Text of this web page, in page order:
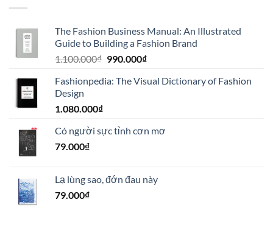
The Fashion Business Manual: An Illustrated
Guide to Building a Fashion Brand
1.100.000₫ Giá
là:
990.000₫Giá
tại
Fashionpedia: The Visual Dictionary of Fashion
Design
1.080.000₫
Có người sực tỉnh cơn mơ
79.000₫
Lạ lùng sao, đớn đau này
79.000₫